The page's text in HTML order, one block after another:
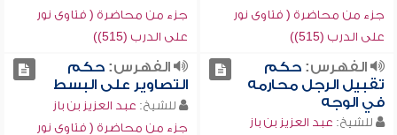
جزء من محاضرة ( فتاوى نور
على الدرب (515))
جزء من محاضرة ( فتاوى نور
على الدرب (515))
الفهرس:حكم
تقبيل الرجل محارمه
في الوجه
للشيخ: عبد العزيز بن باز
الفهرس:حكم
التصاوير على البسط
للشيخ: عبد العزيز بن باز
جزء من محاضرة ( فتاوى نور